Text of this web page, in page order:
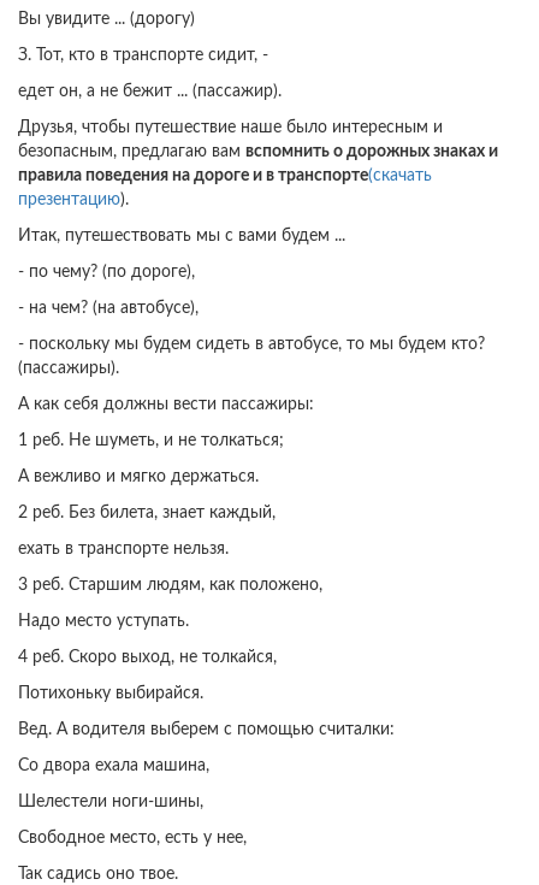
Вы увидите ... (дорогу)
З. Тот, кто в транспорте сидит, -
едет он, а не бежит ... (пассажир).
Друзья, чтобы путешествие наше было интересным и
безопасным, предлагаю вам вспомнить о дорожных знаках и
правила поведения на дороге и в транспорте(скачать
презентацию).
Итак, путешествовать мы с вами будем ...
- по чему? (по дороге),
- на чем? (на автобусе),
- поскольку мы будем сидеть в автобусе, то мы будем кто?
(пассажиры).
А как себя должны вести пассажиры:
1 реб. Не шуметь, и не толкаться;
А вежливо и мягко держаться.
2 реб. Без билета, знает каждый,
ехать в транспорте нельзя.
3 реб. Старшим людям, как положено,
Надо место уступать.
4 реб. Скоро выход, не толкайся,
Потихоньку выбирайся.
Вед. А водителя выберем с помощью считалки:
Со двора ехала машина,
Шелестели ноги-шины,
Свободное место, есть у нее,
Так садись оно твое.